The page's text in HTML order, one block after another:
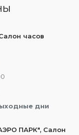
часов
дни
ПАРК", Салон